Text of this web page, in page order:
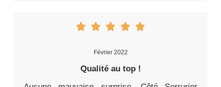
Février 2022
Qualité au top !